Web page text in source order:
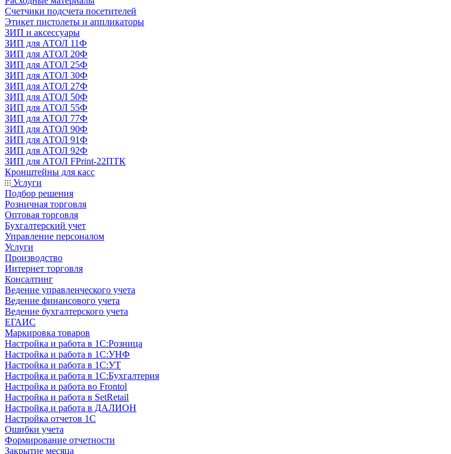
Счетчики подсчета посетителей
Этикет пистолеты и аппликаторы
ЗИП и аксессуары
ЗИП для АТОЛ 11Ф
ЗИП для АТОЛ 20Ф
ЗИП для АТОЛ 25Ф
ЗИП для АТОЛ 30Ф
ЗИП для АТОЛ 27Ф
ЗИП для АТОЛ 50Ф
ЗИП для АТОЛ 55Ф
ЗИП для АТОЛ 77Ф
ЗИП для АТОЛ 90Ф
ЗИП для АТОЛ 91Ф
ЗИП для АТОЛ 92Ф
ЗИП для АТОЛ FPrint-22ПТК
Кронштейны для касс
Услуги
Подбор решения
Розничная торговля
Оптовая торговля
Бухгалтерский учет
Управление персоналом
Услуги
Производство
Интернет торговля
Консалтинг
Ведение управленческого учета
Ведение финансового учета
Ведение бухгалтерского учета
ЕГАИС
Маркировка товаров
Настройка и работа в 1С:Розница
Настройка и работа в 1С:УНФ
Настройка и работа в 1С:УТ
Настройка и работа в 1С:Бухгалтерия
Настройка и работа во Frontol
Настройка и работа в SetRetail
Настройка и работа в ДАЛИОН
Настройка отчетов 1С
Ошибки учета
Формирование отчетности
Закрытие месяца